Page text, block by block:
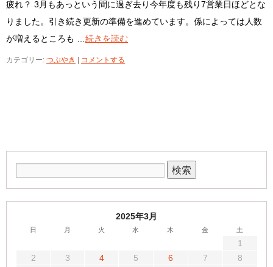
疲れ？ 3月もあっという間に過ぎ去り今年度も残り7営業日ほどとな
りました。引き続き更新の準備を進めています。係によっては人数
が増えるところも … 続きを読む
カテゴリー: つぶやき コメントする
2025年3月
日 月 火 水 木 金 土
1
2
3 4 5 6 7
8